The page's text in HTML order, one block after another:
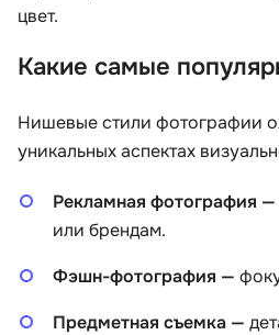
цвет.
Какие самые
Нишевые стили фотографии
уникальных аспектах
Рекламная фотография —
или брендам.
Фэшн-фотография —
Предметная съемка —